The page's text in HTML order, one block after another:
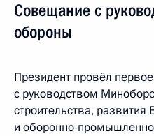
Совещание с
обороны
Президент провёл
с руководством
строительства,
и оборонно-